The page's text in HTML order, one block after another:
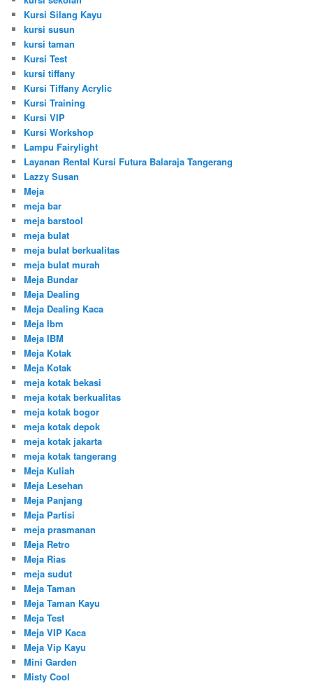
Kursi Silang Kayu
kursi susun
kursi taman
Kursi Test
kursi tiffany
Kursi Tiffany Acrylic
Kursi Training
Kursi VIP
Kursi Workshop
Lampu Fairylight
Layanan Rental Kursi Futura Balaraja Tangerang
Lazzy Susan
Meja
meja bar
meja barstool
meja bulat
meja bulat berkualitas
meja bulat murah
Meja Bundar
Meja Dealing
Meja Dealing Kaca
Meja Ibm
Meja IBM
Meja Kotak
Meja Kotak
meja kotak bekasi
meja kotak berkualitas
meja kotak bogor
meja kotak depok
meja kotak jakarta
meja kotak tangerang
Meja Kuliah
Meja Lesehan
Meja Panjang
Meja Partisi
meja prasmanan
Meja Retro
Meja Rias
meja sudut
Meja Taman
Meja Taman Kayu
Meja Test
Meja VIP Kaca
Meja Vip Kayu
Mini Garden
Misty Cool